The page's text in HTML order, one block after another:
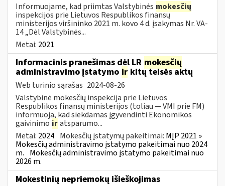
Informuojame, kad priimtas Valstybinės mokesčių
inspekcijos prie Lietuvos Respublikos finansų
ministerijos viršininko 2021 m. kovo 4 d. įsakymas Nr. VA-
14 „Dėl Valstybinės...
Metai: 2021
Informacinis pranešimas dėl LR mokesčių
administravimo įstatymo ir kitų teisės aktų
Web turinio sąrašas 2024-08-26
Valstybinė mokesčių inspekcija prie Lietuvos
Respublikos finansų ministerijos (toliau — VMI prie FM)
informuoja, kad siekdamas įgyvendinti Ekonomikos
gaivinimo iratsparumo...
Metai: 2024 Mokesčių įstatymų pakeitimai: MĮP 2021 »
Mokesčių administravimo įstatymo pakeitimai nuo 2024
m. Mokesčių administravimo įstatymo pakeitimai nuo
2026 m.
Mokestinių nepriemokų išieškojimas